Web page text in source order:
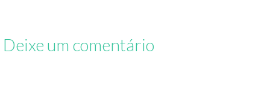
Deixe um comentário